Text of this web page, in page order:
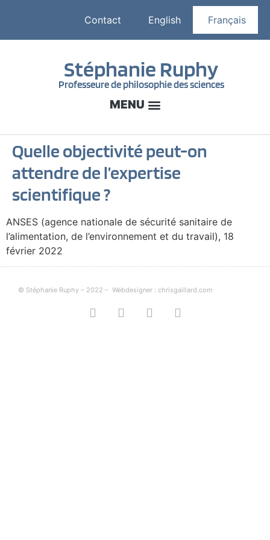
Contact English Français
Stéphanie Ruphy
Professeure de philosophie des sciences
Quelle objectivité peut-on
attendre de l’expertise
scientifique ?
ANSES (agence nationale de sécurité sanitaire de
l’alimentation, de l’environnement et du travail), 18
février 2022
© Stéphanie Ruphy – 2022 – Webdesigner : chrisgaillard.com